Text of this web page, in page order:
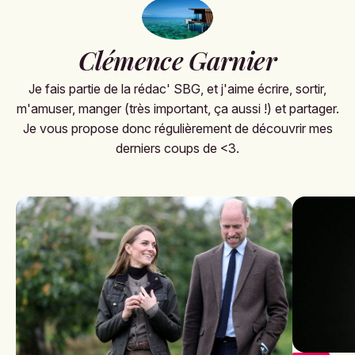
Clémence Garnier
Je fais partie de la rédac' SBG, et j'aime écrire, sortir,
m'amuser, manger (très important, ça aussi !) et partager.
Je vous propose donc régulièrement de découvrir mes
derniers coups de <3.